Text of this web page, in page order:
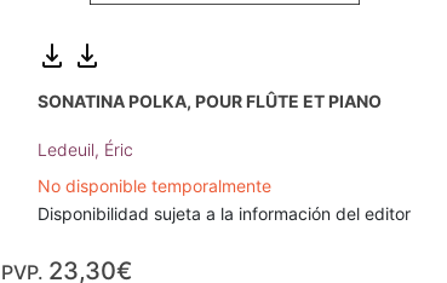
SONATINA POLKA, POUR FLÛTE ET PIANO
Ledeuil, Éric
No disponible temporalmente
Disponibilidad sujeta a la información del editor
PVP. 23,30€